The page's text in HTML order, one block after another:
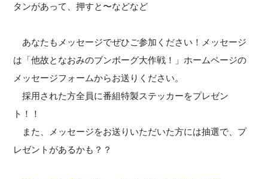
タンがあって、押すと〜などなど
あなたもメッセージでぜひご参加ください！メッセージ
は「他故となおみのブンボーグ大作戦！」ホームページの
メッセージフォームからお送りください。
採用された方全員に番組特製ステッカーをプレゼン
ト！！
また、メッセージをお送りいただいた方には抽選で、プ
レゼントがあるかも？？